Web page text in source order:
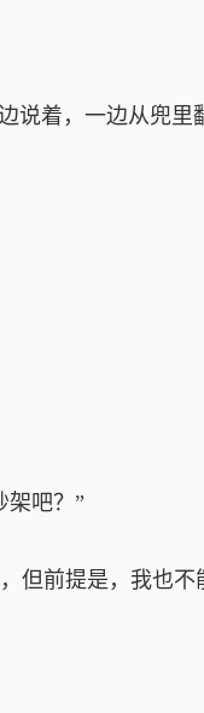
着，一边从兜里
架吧？”
但前提是，我也不